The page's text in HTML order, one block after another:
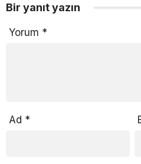
Bir yanıt yazın
Yorum *
Ad *